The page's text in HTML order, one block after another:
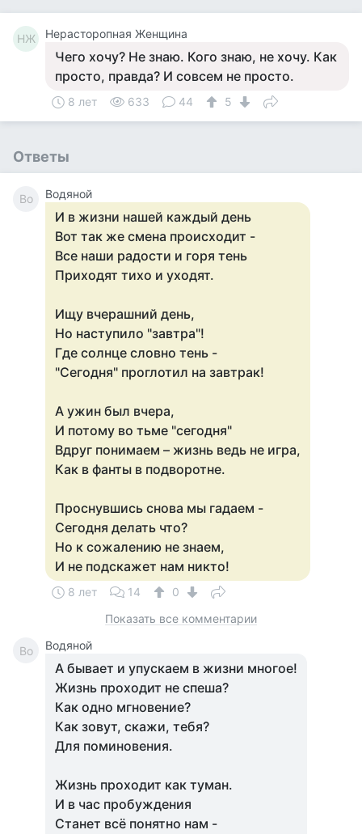
НЖ Нерасторопная Женщина
Чего хочу? Не знаю. Кого знаю, не хочу. Как
просто, правда? И совсем не просто.
8 лет 633 44 5
Ответы
Во Водяной
И в жизни нашей каждый день
Вот так же смена происходит -
Все наши радости и горя тень
Приходят тихо и уходят.
Ищу вчерашний день,
Но наступило "завтра"!
Где солнце словно тень -
"Сегодня" проглотил на завтрак!
А ужин был вчера,
И потому во тьме "сегодня"
Вдруг понимаем – жизнь ведь не игра,
Как в фанты в подворотне.
Проснувшись снова мы гадаем -
Сегодня делать что?
Но к сожалению не знаем,
И не подскажет нам никто!
8 лет 14
0
Показать все комментарии
Во Водяной
А бывает и упускаем в жизни многое!
Жизнь проходит не спеша?
Как одно мгновение?
Как зовут, скажи, тебя?
Для поминовения.
Жизнь проходит как туман.
И в час пробуждения
Станет всё понятно нам -